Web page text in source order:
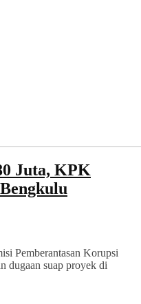
Juta, KPK
Pemberantasan Korupsi
dugaan suap proyek di